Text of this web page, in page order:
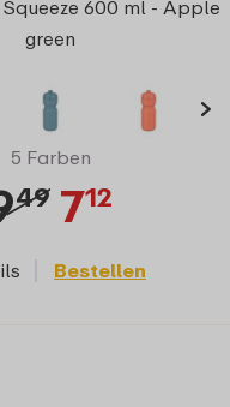
600 ml - Apple
green
5 Farben
49 712
Bestellen